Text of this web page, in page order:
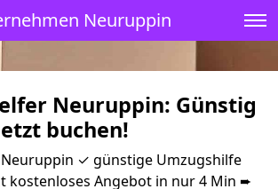
Neuruppin
Neuruppin: Günstig
buchen!
✓ günstige Umzugshilfe
kostenloses Angebot in nur 4 Min ➨